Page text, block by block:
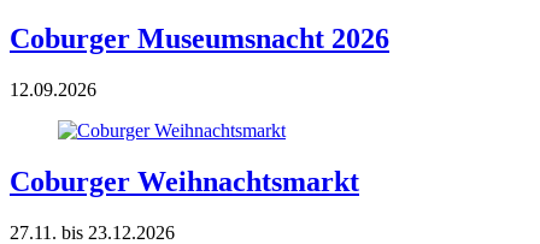
Coburger Museumsnacht 2026
12.09.2026
Coburger Weihnachtsmarkt
27.11. bis 23.12.2026